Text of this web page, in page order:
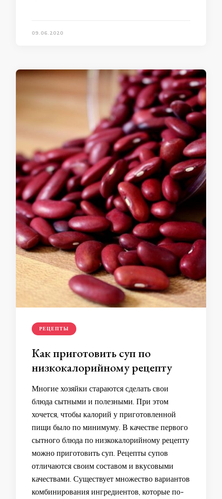
09.06.2020
РЕЦЕПТЫ
Как приготовить суп по
низкокалорийному рецепту
Многие хозяйки стараются сделать свои
блюда сытными и полезными. При этом
хочется, чтобы калорий у приготовленной
пищи было по минимуму. В качестве первого
сытного блюда по низкокалорийному рецепту
можно приготовить суп. Рецепты супов
отличаются своим составом и вкусовыми
качествами. Существует множество вариантов
комбинирования ингредиентов, которые по-